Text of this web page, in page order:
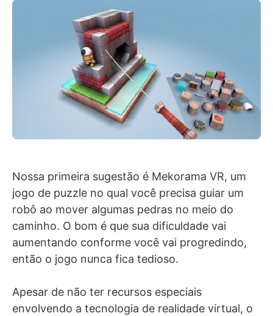
Nossa primeira sugestão é Mekorama VR, um
jogo de puzzle no qual você precisa guiar um
robô ao mover algumas pedras no meio do
caminho. O bom é que sua dificuldade vai
aumentando conforme você vai progredindo,
então o jogo nunca fica tedioso.
Apesar de não ter recursos especiais
envolvendo a tecnologia de realidade virtual, o